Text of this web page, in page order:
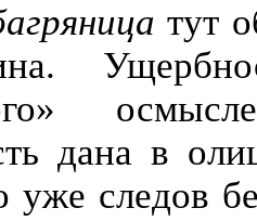
тут
дана в
уже следов